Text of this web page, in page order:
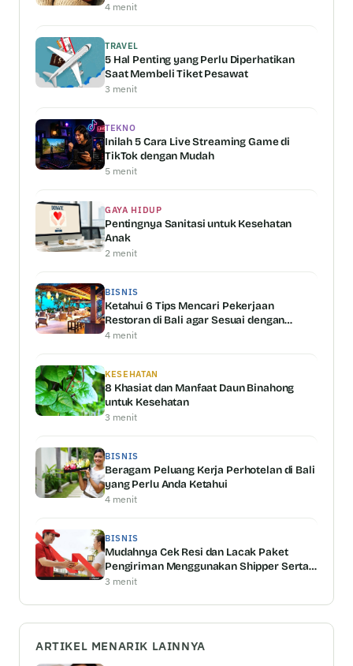
4 menit
TRAVEL
5 Hal Penting yang Perlu Diperhatikan
Saat Membeli Tiket Pesawat
3 menit
TEKNO
Inilah 5 Cara Live Streaming Game di
TikTok dengan Mudah
5 menit
GAYA HIDUP
Pentingnya Sanitasi untuk Kesehatan
Anak
2 menit
BISNIS
Ketahui 6 Tips Mencari Pekerjaan
Restoran di Bali agar Sesuai dengan
Kemampuan Anda
4 menit
KESEHATAN
8 Khasiat dan Manfaat Daun Binahong
untuk Kesehatan
3 menit
BISNIS
Beragam Peluang Kerja Perhotelan di Bali
yang Perlu Anda Ketahui
4 menit
BISNIS
Mudahnya Cek Resi dan Lacak Paket
Pengiriman Menggunakan Shipper Serta
Keunggulannya
3 menit
ARTIKEL MENARIK LAINNYA